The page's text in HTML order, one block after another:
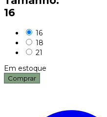
16
16
18
21
Em estoque
Comprar